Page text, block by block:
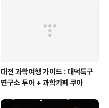
대전 과학여행 가이드 : 대덕특구
연구소 투어 + 과학카페 쿠아